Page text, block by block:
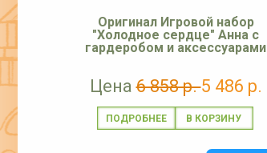
Оригинал Игровой набор
"Холодное сердце" Анна с
гардеробом и аксессуарами
Цена6 858 р.5 486 р.
ПОДРОБНЕЕ